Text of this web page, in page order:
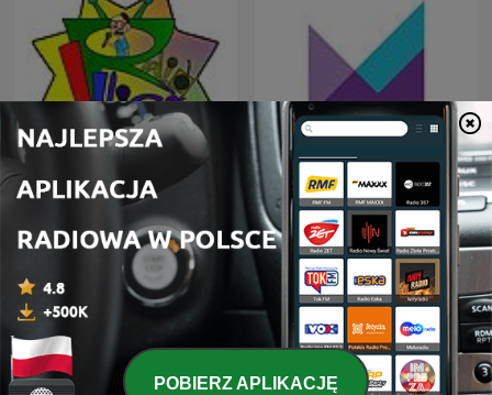
Radio Lliça Joventut Marketplace Tech
POBIERZ APLIKACJĘ